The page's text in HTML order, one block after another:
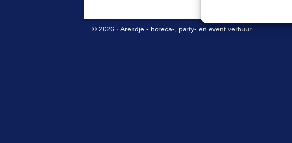
© 2026 · Arendje - horeca-, party- en event verhuur